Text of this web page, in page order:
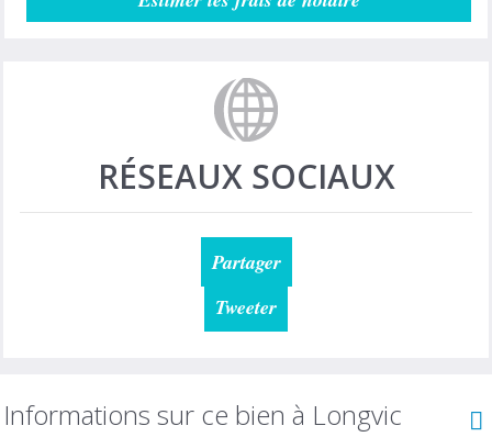
RÉSEAUX SOCIAUX
Partager
Tweeter
Informations sur ce bien à Longvic